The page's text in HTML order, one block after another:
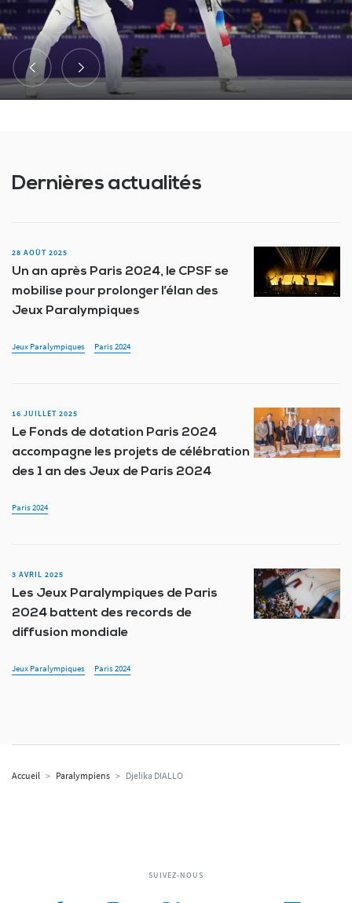
Dernières actualités
28 AOÛT 2025
Un an après Paris 2024, le CPSF se
mobilise pour prolonger l’élan des
Jeux Paralympiques
Jeux Paralympiques Paris 2024
16 JUILLET 2025
Le Fonds de dotation Paris 2024
accompagne les projets de célébration
des 1 an des Jeux de Paris 2024
Paris 2024
3 AVRIL 2025
Les Jeux Paralympiques de Paris
2024 battent des records de
diffusion mondiale
Jeux Paralympiques Paris 2024
Accueil > Paralympiens > Djelika DIALLO
SUIVEZ-NOUS